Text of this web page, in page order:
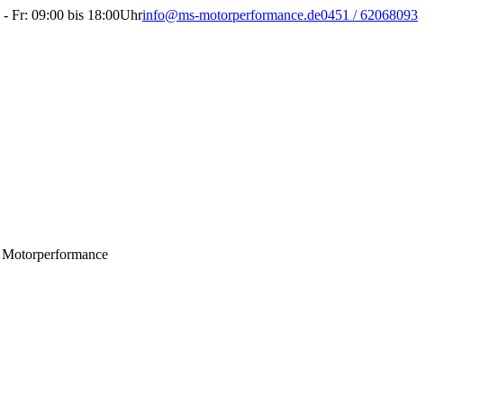
Fr: 09:00 bis 18:00Uhrinfo@ms-motorperformance.de0451 / 62068093